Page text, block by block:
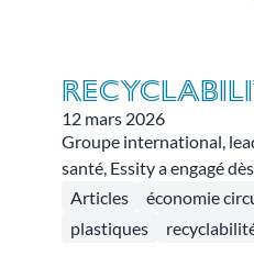
12 mars 2026
Groupe international,
santé, Essity a engagé
d’écoconception à très
l’utilisation de matière
Articles économie
plastiques